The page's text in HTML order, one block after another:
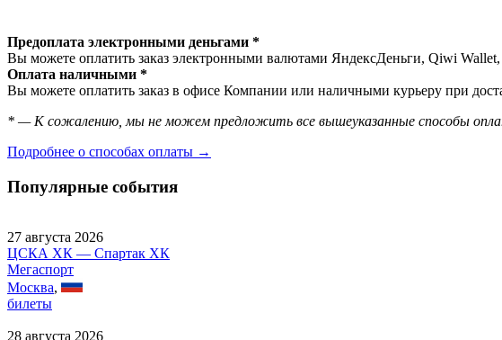
Предоплата электронными деньгами *
Вы можете оплатить заказ электронными валютами ЯндексДеньги, Qiwi Wallet,
Оплата наличными *
Вы можете оплатить заказ в офисе Компании или наличными курьеру при
* — К сожалению, мы не можем предложить все вышеуказанные способы
Подробнее о способах оплаты →
Популярные события
27 августа 2026
ЦСКА ХК — Спартак ХК
Мегаспорт
Москва,
билеты
28 августа 2026